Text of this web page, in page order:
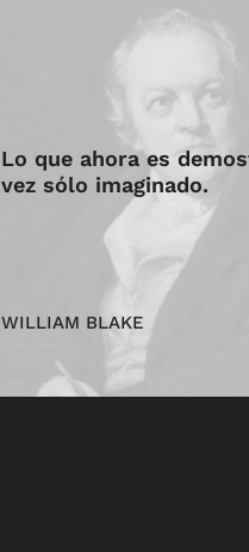
Lo que ahora es
vez sólo imaginado.
WILLIAM BLAKE